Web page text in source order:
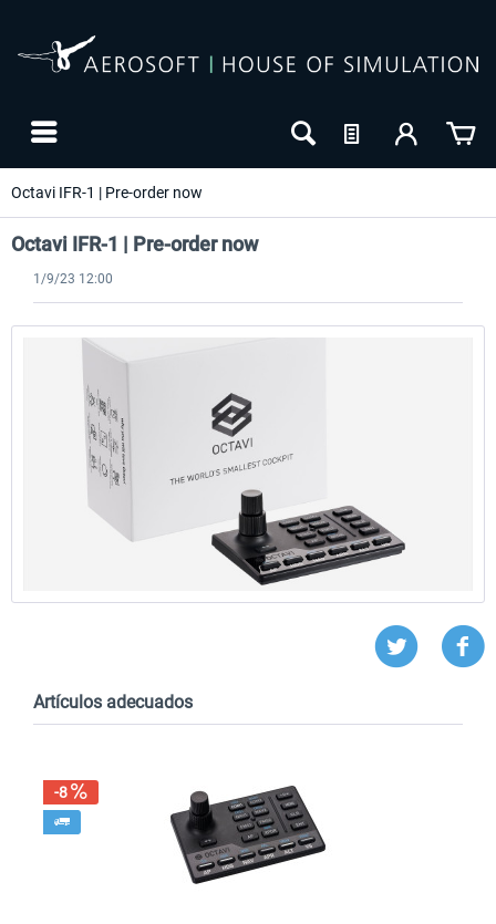
Octavi IFR-1 | Pre-order now
Octavi IFR-1 | Pre-order now
1/9/23 12:00
Artículos adecuados
-8